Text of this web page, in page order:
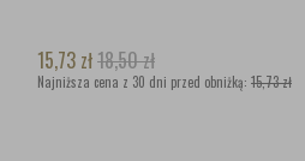
15,73 zł18,50zł
Najniższa cena z 30 dni przed obniżką: 15,73 zł